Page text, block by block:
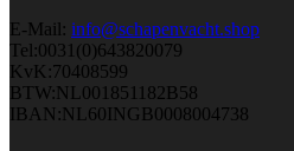
E-Mail: info@schapenvacht.shop
Tel:0031(0)643820079
KvK:70408599
BTW:NL001851182B58
IBAN:NL60INGB0008004738